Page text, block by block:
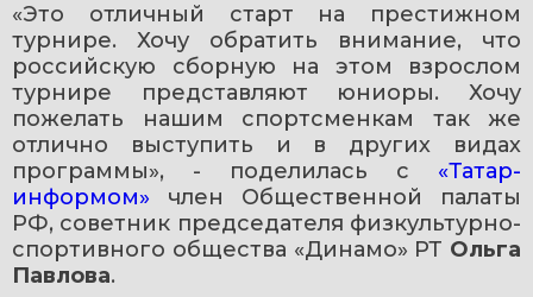
«Это отличный старт на престижном
турнире. Хочу обратить внимание, что
российскую сборную на этом взрослом
турнире представляют юниоры. Хочу
пожелать нашим спортсменкам так же
отлично выступить и в других видах
программы», - поделилась с «Татар-
информом» член Общественной палаты
РФ, советник председателя физкультурно-
спортивного общества «Динамо» РТ Ольга
Павлова.